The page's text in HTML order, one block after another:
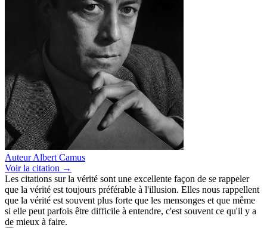
Auteur Albert Camus
Voirla citation →
Les citations sur la vérité sont une excellente façon de se rappeler
que la vérité est toujours préférable à l'illusion. Elles nous rappellent
que la vérité est souvent plus forte que les mensonges et que même
si elle peut parfois être difficile à entendre, c'est souvent ce qu'il y a
de mieux à faire.